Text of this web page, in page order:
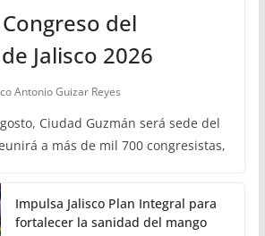
del
Jalisco 2026
Antonio Guizar Reyes
Ciudad Guzmán será sede del
a más de mil 700 congresistas,
Impulsa Jalisco Plan Integral para
fortalecer la sanidad del mango